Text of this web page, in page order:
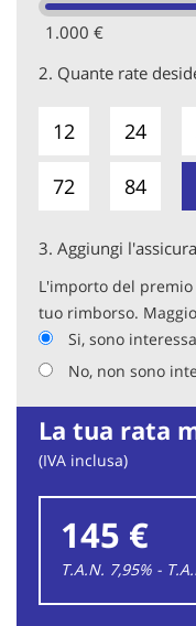
1.000 €
2. Quante rate
12 24
72 84
3. Aggiungi
L'importo del
tuo rimborso.
Si, sono
No, non sono
La tua rata
(IVA inclusa)
145 €
T.A.N. 7,95% -